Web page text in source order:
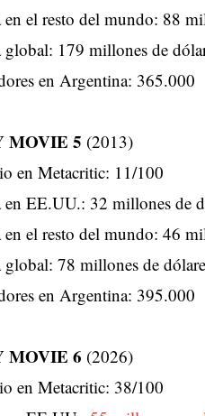
el resto del mundo: 88
179 millones de
en Argentina: 365.000
MOVIE 5 (2013)
en Metacritic: 11/100
EE.UU.: 32 millones de
el resto del mundo: 46
78 millones de
en Argentina: 395.000
MOVIE 6 (2026)
en Metacritic: 38/100